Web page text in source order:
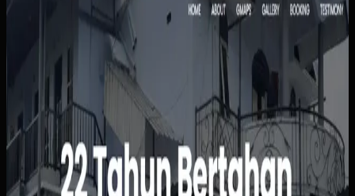
Kos Bu Ham
Sebelumnya
Status kamar, pembayaran, dan data penghuni masih
dipantau manual sehingga rawan tertinggal atau salah
catat. Calon penghuni juga harus bertanya satu per satu
hanya untuk mengetahui ketersediaan, harga, atau
fasilitas kamar.
Yang kami bangun